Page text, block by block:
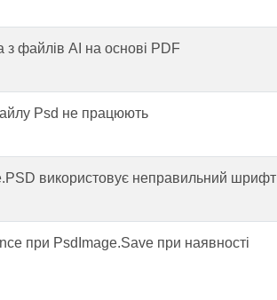
з файлів AI на основі PDF
Psd не працюють
використовує неправильний шрифт
при PsdImage.Save при наявності